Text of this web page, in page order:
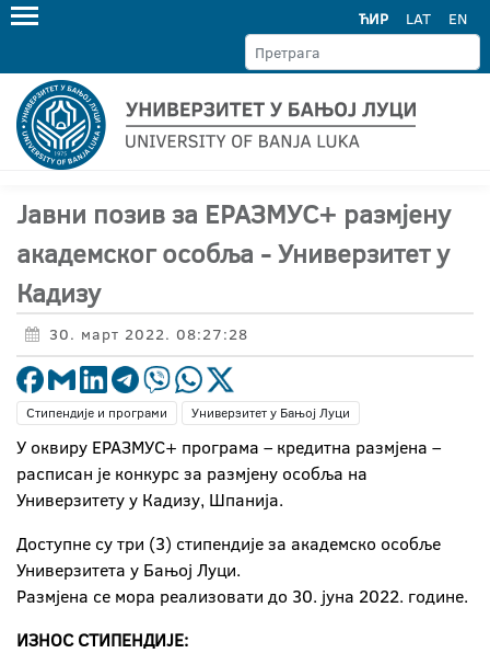
ЋИР LAT EN
Јавни позив за ЕРАЗМУС+ размјену
академског особља - Универзитет у
Кадизу
30. март 2022. 08:27:28
Стипендије и програми Универзитет у Бањој Луци
У оквиру ЕРАЗМУС+ програма – кредитна размјена –
расписан је конкурс за размјену особља на
Универзитету у Кадизу, Шпанија.
Доступне су три (3) стипендије за академско особље
Универзитета у Бањој Луци.
Размјена се мора реализовати до 30. јуна 2022. године.
ИЗНОС СТИПЕНДИЈЕ: